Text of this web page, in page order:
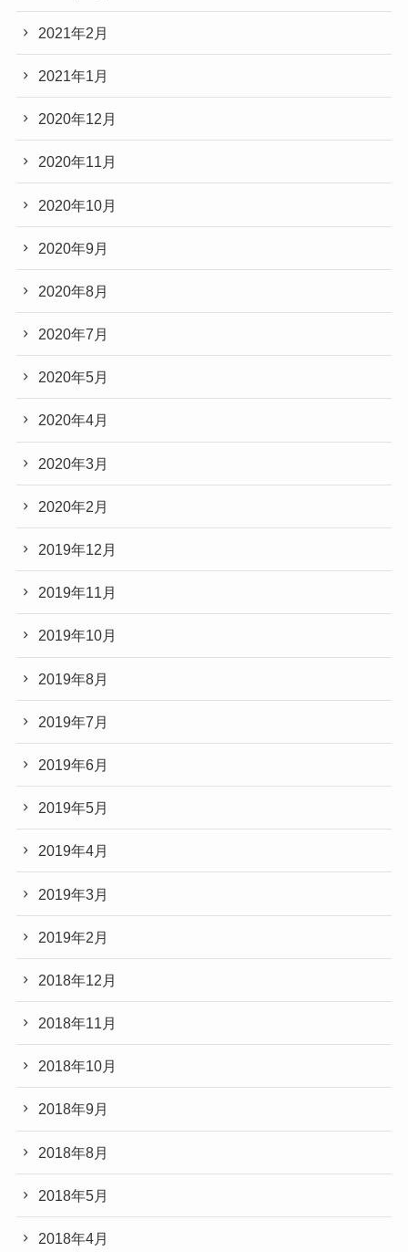
2021年2月
2021年1月
2020年12月
2020年11月
2020年10月
2020年9月
2020年8月
2020年7月
2020年5月
2020年4月
2020年3月
2020年2月
2019年12月
2019年11月
2019年10月
2019年8月
2019年7月
2019年6月
2019年5月
2019年4月
2019年3月
2019年2月
2018年12月
2018年11月
2018年10月
2018年9月
2018年8月
2018年5月
2018年4月